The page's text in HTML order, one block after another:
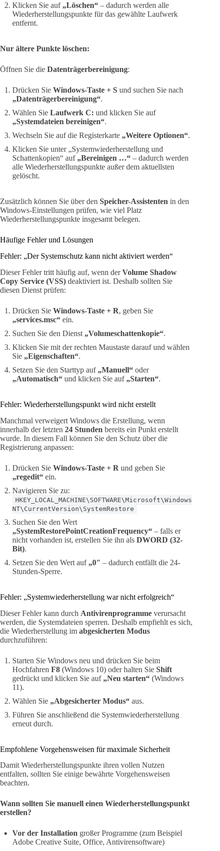
Klicken Sie auf „Löschen“ – dadurch werden alle
Wiederherstellungspunkte für das gewählte Laufwerk
entfernt.
Nur ältere Punkte löschen:
Öffnen Sie die Datenträgerbereinigung:
Drücken Sie Windows-Taste + S und suchen Sie nach
„Datenträgerbereinigung“.
Wählen Sie Laufwerk C: und klicken Sie auf
„Systemdateien bereinigen“.
Wechseln Sie auf die Registerkarte „Weitere Optionen“.
Klicken Sie unter „Systemwiederherstellung und
Schattenkopien“ auf „Bereinigen …“ – dadurch werden
alle Wiederherstellungspunkte außer dem aktuellsten
gelöscht.
Zusätzlich können Sie über den Speicher-Assistenten in den
Windows-Einstellungen prüfen, wie viel Platz
Wiederherstellungspunkte insgesamt belegen.
Häufige Fehler und Lösungen
Fehler: „Der Systemschutz kann nicht aktiviert werden“
Dieser Fehler tritt häufig auf, wenn derVolume Shadow
Copy Service (VSS) deaktiviert ist. Deshalb sollten Sie
diesen Dienst prüfen:
Drücken Sie Windows-Taste + R, geben Sie
„services.msc“ ein.
Suchen Sie den Dienst „Volumeschattenkopie“.
Klicken Sie mit der rechten Maustaste darauf und wählen
Sie „Eigenschaften“.
Setzen Sie den Starttyp auf „Manuell“ oder
„Automatisch“ und klicken Sie auf „Starten“.
Fehler: Wiederherstellungspunkt wird nicht erstellt
Manchmal verweigert Windows die Erstellung, wenn
innerhalb der letzten 24 Stunden bereits ein Punkt erstellt
wurde. In diesem Fall können Sie den Schutz über die
Registrierung anpassen:
Drücken Sie Windows-Taste + R und geben Sie
„regedit“ ein.
Navigieren Sie zu:
HKEY_LOCAL_MACHINE\SOFTWARE\Microsoft\Windows
NT\CurrentVersion\SystemRestore
Suchen Sie den Wert
„SystemRestorePointCreationFrequency“ – falls er
nicht vorhanden ist, erstellen Sie ihn als DWORD (32-
Bit).
Setzen Sie den Wert auf „0″ – dadurch entfällt die 24-
Stunden-Sperre.
Fehler: „Systemwiederherstellung war nicht erfolgreich“
Dieser Fehler kann durch Antivirenprogramme verursacht
werden, die Systemdateien sperren. Deshalb empfiehlt es sich,
die Wiederherstellung im abgesicherten Modus
durchzuführen:
Starten Sie Windows neu und drücken Sie beim
Hochfahren F8 (Windows 10) oder halten Sie Shift
gedrückt und klicken Sie auf „Neu starten“ (Windows
11).
Wählen Sie „Abgesicherter Modus“ aus.
Führen Sie anschließend die Systemwiederherstellung
erneut durch.
Empfohlene Vorgehensweisen für maximale Sicherheit
Damit Wiederherstellungspunkte ihren vollen Nutzen
entfalten, sollten Sie einige bewährte Vorgehensweisen
beachten.
Wann sollten Sie manuell einen Wiederherstellungspunkt
erstellen?
Vor der Installation großer Programme (zum Beispiel
Adobe Creative Suite, Office, Antivirensoftware)